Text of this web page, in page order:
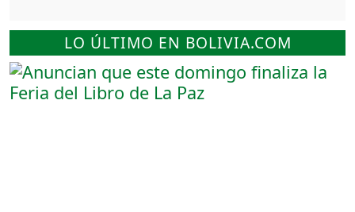
LO ÚLTIMO EN BOLIVIA.COM